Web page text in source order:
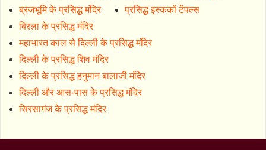
ब्रजभूमि के प्रसिद्ध मंदिर
प्रसिद्ध इस्ककों टेंपल्स
बिरला के प्रसिद्ध मंदिर
महाभारत काल से दिल्ली के प्रसिद्ध मंदिर
दिल्ली के प्रसिद्ध शिव मंदिर
दिल्ली के प्रसिद्ध हनुमान बालाजी मंदिर
दिल्ली और आस-पास के प्रसिद्ध मंदिर
सिरसागंज के प्रसिद्ध मंदिर